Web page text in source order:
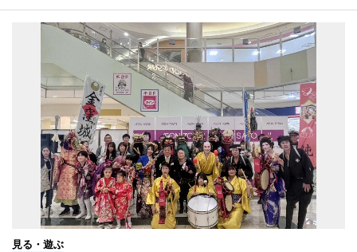
見る・遊ぶ